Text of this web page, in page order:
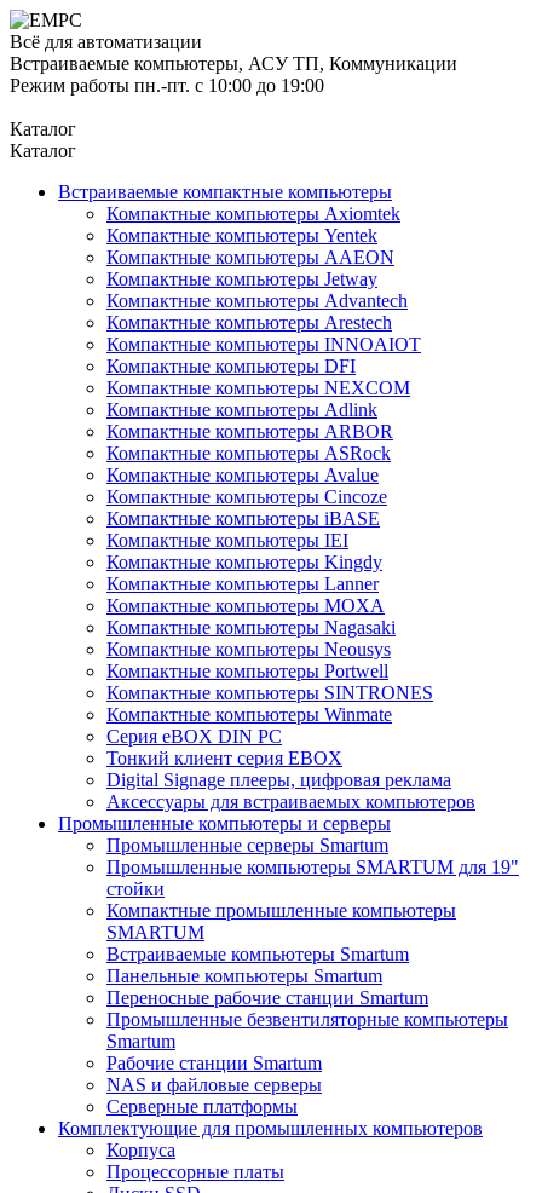
Всё для автоматизации
Встраиваемые компьютеры, АСУ ТП, Коммуникации
Режим работы пн.-пт. с 10:00 до 19:00
Каталог
Каталог
Встраиваемые компактные компьютеры
Компактные компьютеры Axiomtek
Компактные компьютеры Yentek
Компактные компьютеры AAEON
Компактные компьютеры Jetway
Компактные компьютеры Advantech
Компактные компьютеры Arestech
Компактные компьютеры INNOAIOT
Компактные компьютеры DFI
Компактные компьютеры NEXCOM
Компактные компьютеры Adlink
Компактные компьютеры ARBOR
Компактные компьютеры ASRock
Компактные компьютеры Avalue
Компактные компьютеры Cincoze
Компактные компьютеры iBASE
Компактные компьютеры IEI
Компактные компьютеры Kingdy
Компактные компьютеры Lanner
Компактные компьютеры MOXA
Компактные компьютеры Nagasaki
Компактные компьютеры Neousys
Компактные компьютеры Portwell
Компактные компьютеры SINTRONES
Компактные компьютеры Winmate
Серия eBOX DIN PC
Тонкий клиент серия EBOX
Digital Signage плееры, цифровая реклама
Аксессуары для встраиваемых компьютеров
Промышленные компьютеры и серверы
Промышленные серверы Smartum
Промышленные компьютеры SMARTUM для 19"
стойки
Компактные промышленные компьютеры
SMARTUM
Встраиваемые компьютеры Smartum
Панельные компьютеры Smartum
Переносные рабочие станции Smartum
Промышленные безвентиляторные компьютеры
Smartum
Рабочие станции Smartum
NAS и файловые серверы
Серверные платформы
Комплектующие для промышленных компьютеров
Корпуса
Процессорные платы